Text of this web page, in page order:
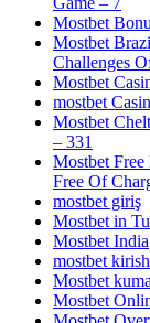
Mostbet
Mostbet
Challenges
Mostbet
‎mostbet
Mostbet
– 331
Mostbet
Free Of
mostbet giriş
Mostbet in
Mostbet India
mostbet kirish
Mostbet
Mostbet